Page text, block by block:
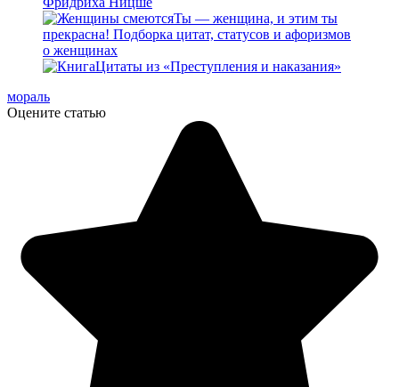
Ты — женщина, и этим ты
прекрасна! Подборка цитат, статусов и афоризмов
о женщинах
Цитаты из «Преступления и наказания»
мораль
Оцените статью